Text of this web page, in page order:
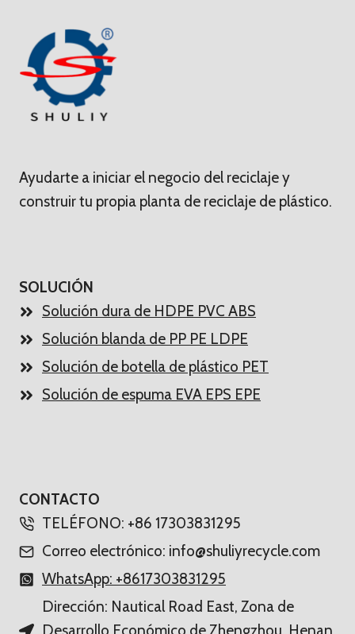
Ayudarte a iniciar el negocio del reciclaje y
construir tu propia planta de reciclaje de plástico.
SOLUCIÓN
Solución dura de HDPE PVC ABS
Solución blanda de PP PE LDPE
Solución de botella de plástico PET
Solución de espuma EVA EPS EPE
CONTACTO
TELÉFONO: +86 17303831295
Correo electrónico: info@shuliyrecycle.com
WhatsApp: +8617303831295
Dirección: Nautical Road East, Zona de